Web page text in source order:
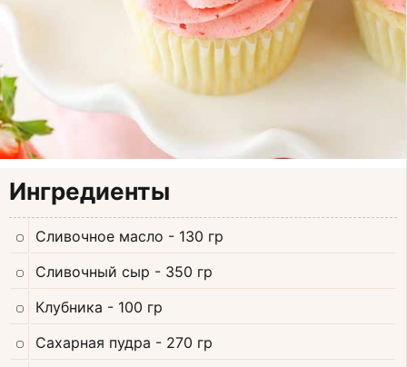
Ингредиенты
Сливочное масло - 130 гр
Сливочный сыр - 350 гр
Клубника - 100 гр
Сахарная пудра - 270 гр